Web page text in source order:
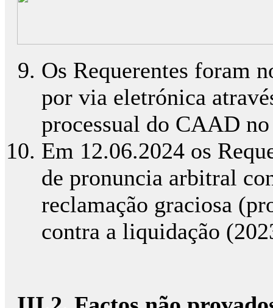
Os Requerentes foram
por via eletrónica
processual do CAAD
Em 12.06.2024 os
de pronuncia arbitral
reclamação graciosa
contra a liquidação